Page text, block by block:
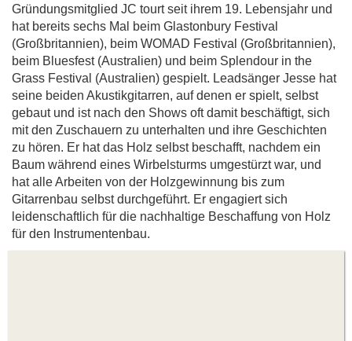
Gründungsmitglied JC tourt seit ihrem 19. Lebensjahr und
hat bereits sechs Mal beim Glastonbury Festival
(Großbritannien), beim WOMAD Festival (Großbritannien),
beim Bluesfest (Australien) und beim Splendour in the
Grass Festival (Australien) gespielt. Leadsänger Jesse hat
seine beiden Akustikgitarren, auf denen er spielt, selbst
gebaut und ist nach den Shows oft damit beschäftigt, sich
mit den Zuschauern zu unterhalten und ihre Geschichten
zu hören. Er hat das Holz selbst beschafft, nachdem ein
Baum während eines Wirbelsturms umgestürzt war, und
hat alle Arbeiten von der Holzgewinnung bis zum
Gitarrenbau selbst durchgeführt. Er engagiert sich
leidenschaftlich für die nachhaltige Beschaffung von Holz
für den Instrumentenbau.